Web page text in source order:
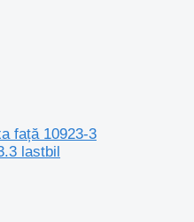
față 10923-3
lastbil